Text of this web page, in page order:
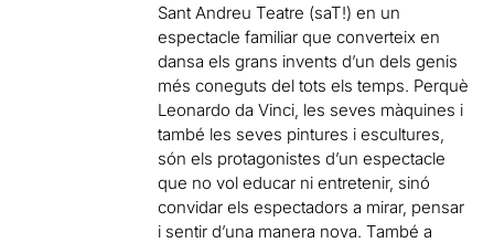
Sant Andreu Teatre (saT!) en un
espectacle familiar que converteix en
dansa els grans invents d’un dels genis
més coneguts del tots els temps. Perquè
Leonardo da Vinci, les seves màquines i
també les seves pintures i escultures,
són els protagonistes d’un espectacle
que no vol educar ni entretenir, sinó
convidar els espectadors a mirar, pensar
i sentir d’una manera nova. També a